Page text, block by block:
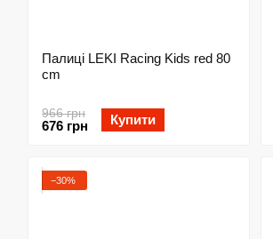
Палиці LEKI Racing Kids red 80
cm
966 грн
676 грн Купити
−30%